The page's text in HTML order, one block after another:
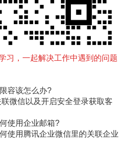
习，一起解决工作中遇到的问题
容该怎么办?
微信以及开启安全登录获取客
使用企业邮箱?
使用腾讯企业微信里的关联企业